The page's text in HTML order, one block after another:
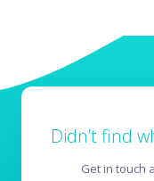
Didn’t find
Get in touch